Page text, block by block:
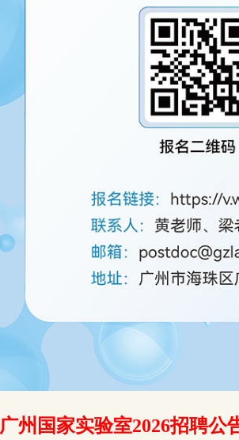
广州国家实验室2026招聘公